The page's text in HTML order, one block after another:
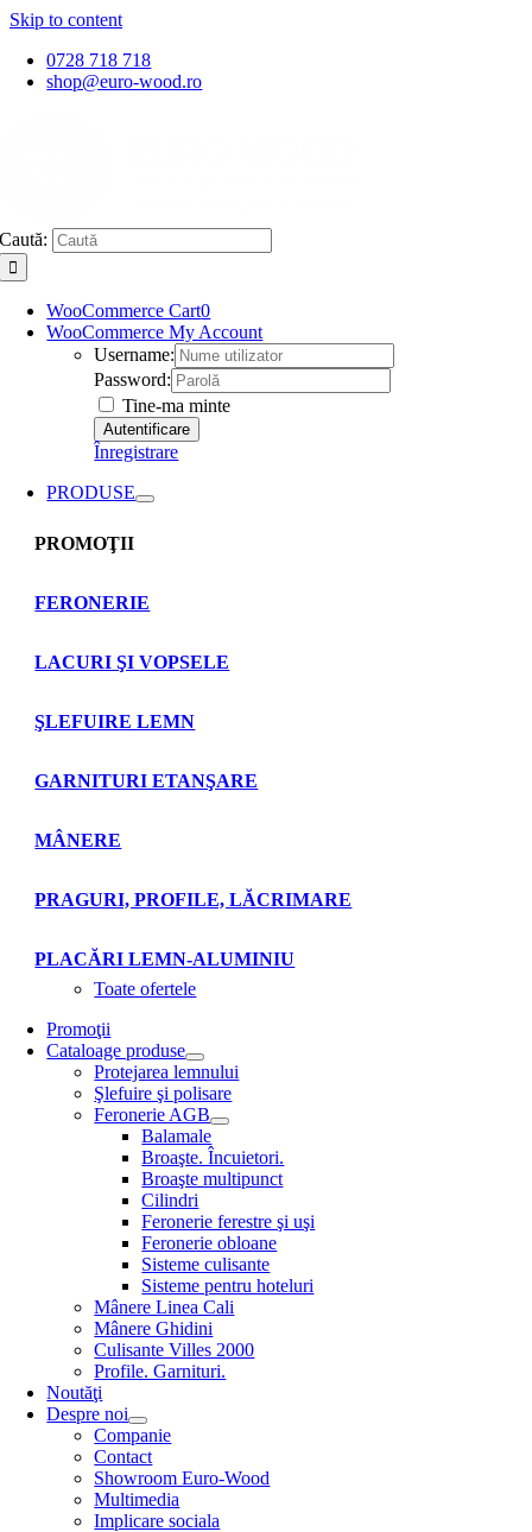
Skip to content
0728 718 718
shop@euro-wood.ro
Caută:
WooCommerce Cart0
WooCommerce My Account
Username:
Password:
Tine-ma minte
Înregistrare
PRODUSE
PROMOŢII
FERONERIE
LACURI ŞI VOPSELE
ŞLEFUIRE LEMN
GARNITURI ETANŞARE
MÂNERE
PRAGURI, PROFILE, LĂCRIMARE
PLACĂRI LEMN-ALUMINIU
Toate ofertele
Promoţii
Cataloage produse
Protejarea lemnului
Şlefuire şi polisare
Feronerie AGB
Balamale
Broaşte. Încuietori.
Broaşte multipunct
Cilindri
Feronerie ferestre şi uşi
Feronerie obloane
Sisteme culisante
Sisteme pentru hoteluri
Mânere Linea Cali
Mânere Ghidini
Culisante Villes 2000
Profile. Garnituri.
Noutăţi
Despre noi
Companie
Contact
Showroom Euro-Wood
Multimedia
Implicare sociala